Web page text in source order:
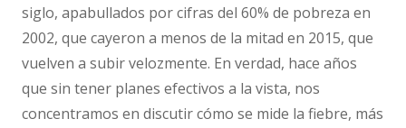
siglo, apabullados por cifras del 60% de pobreza en
2002, que cayeron a menos de la mitad en 2015, que
vuelven a subir velozmente. En verdad, hace años
que sin tener planes efectivos a la vista, nos
concentramos en discutir cómo se mide la fiebre, más